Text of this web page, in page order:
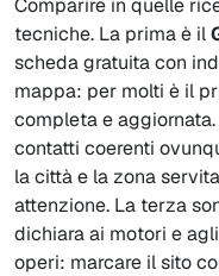
Comparire in quelle
tecniche. La prima è il
scheda gratuita con
mappa: per molti è il
completa e
contatti coerenti
la città e la zona
attenzione. La terza
dichiara ai motori e
operi: marcare il sito